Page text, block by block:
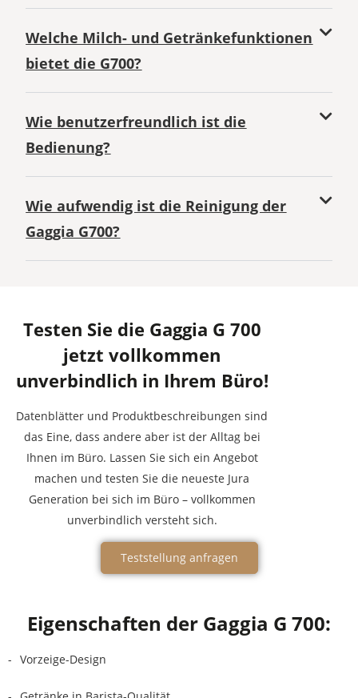
Welche Milch- und Getränkefunktionen
bietet die G700?
Wie benutzerfreundlich ist die
Bedienung?
Wie aufwendig ist die Reinigung der
Gaggia G700?
Testen Sie die Gaggia G 700
jetzt vollkommen
unverbindlich in Ihrem Büro!
Datenblätter und Produktbeschreibungen sind
das Eine, dass andere aber ist der Alltag bei
Ihnen im Büro. Lassen Sie sich ein Angebot
machen und testen Sie die neueste Jura
Generation bei sich im Büro – vollkommen
unverbindlich versteht sich.
Teststellung anfragen
Eigenschaften der Gaggia G 700:
Vorzeige-Design